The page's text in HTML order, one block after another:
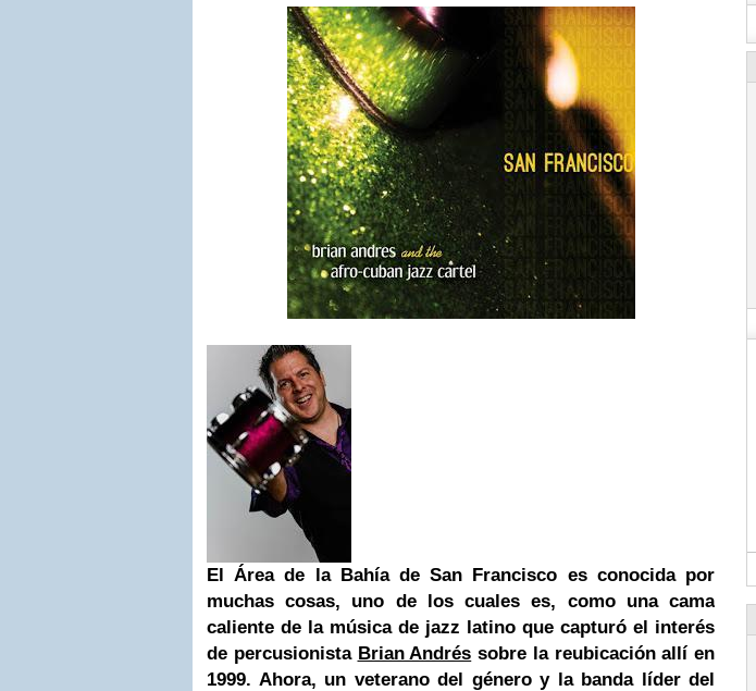
El Área de la Bahía deSan Francisco es conocida por
muchas cosas, uno de los cuales es, como una cama
caliente de la música de jazz latino que capturó el interés
de percusionista Brian Andrés sobre la reubicación allí en
1999. Ahora, un veterano del género y la banda líder del